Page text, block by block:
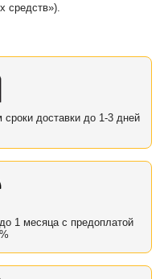
средств»).
доставки до 1-3 дней
1 месяца с предоплатой